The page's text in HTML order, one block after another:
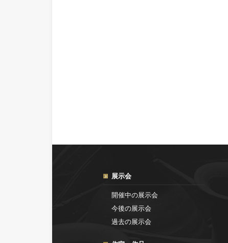
展示会
開催中の展示会
今後の展示会
過去の展示会